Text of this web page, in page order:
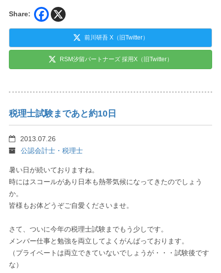
Share:
前川研吾 X（旧Twitter）
RSM汐留パートナーズ 採用X（旧Twitter）
税理士試験まであと約10日
2013.07.26
公認会計士・税理士
暑い日が続いておりますね。
時にはスコールがあり日本も熱帯気候になってきたのでしょう
か。
皆様もお体どうぞご自愛くださいませ。
さて、ついに今年の税理士試験までもう少しです。
メンバー仕事と勉強を両立してよくがんばっております。
（プライベートは両立できていないでしょうが・・・試験後です
な）